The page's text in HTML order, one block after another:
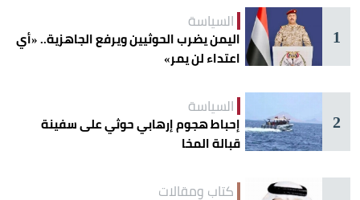
1
السياسة
اليمن يضرب الحوثيين ويرفع الجاهزية.. «أي
اعتداء لن يمر»
2
السياسة
إحباط هجوم إرهابي حوثي على سفينة
قبالة المخا
كتاب ومقالات